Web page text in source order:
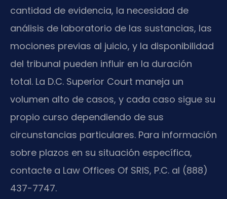
cantidad de evidencia, la necesidad de
análisis de laboratorio de las sustancias, las
mociones previas al juicio, y la disponibilidad
del tribunal pueden influir en la duración
total. La D.C. Superior Court maneja un
volumen alto de casos, y cada caso sigue su
propio curso dependiendo de sus
circunstancias particulares. Para información
sobre plazos en su situación específica,
contacte a Law Offices Of SRIS, P.C. al (888)
437-7747.